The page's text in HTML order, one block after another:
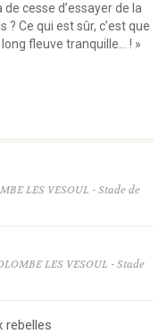
cesse d’essayer de la
Ce qui est sûr, c’est que
long fleuve tranquille… ! »
LES VESOUL - Stade de
LES VESOUL - Stade
rebelles